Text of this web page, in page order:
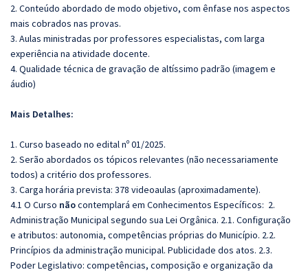
2. Conteúdo abordado de modo objetivo, com ênfase nos aspectos
mais cobrados nas provas.
3. Aulas ministradas por professores especialistas, com larga
experiência na atividade docente.
4. Qualidade técnica de gravação de altíssimo padrão (imagem e
áudio)
Mais Detalhes:
1. Curso baseado no edital nº 01/2025.
2. Serão abordados os tópicos relevantes (não necessariamente
todos) a critério dos professores.
3. Carga horária prevista: 378 videoaulas (aproximadamente).
4.1 O Curso nãocontemplará em Conhecimentos Específicos: 2.
Administração Municipal segundo sua Lei Orgânica. 2.1. Configuração
e atributos: autonomia, competências próprias do Município. 2.2.
Princípios da administração municipal. Publicidade dos atos. 2.3.
Poder Legislativo: competências, composição e organização da